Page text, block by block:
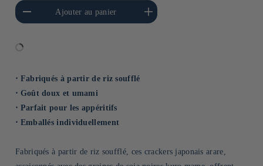
quantité de Default
Title
Ajouter au panier
Augmenter la quantité de
Default Title
⋅ Fabriqués à partir de riz soufflé
⋅ Goût doux et umami
⋅ Parfait pour les appéritifs
⋅ Emballés individuellement
Fabriqués à partir de riz soufflé, ces crackers japonais arare,